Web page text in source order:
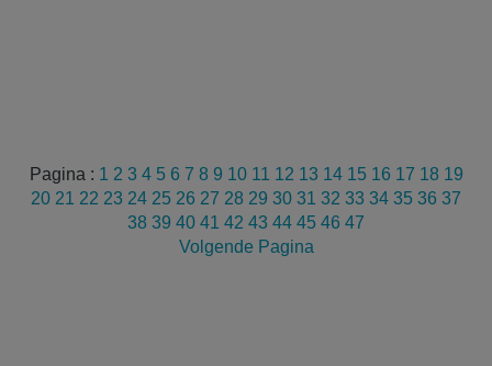
Pagina : 1 2 3 4 5 6 7 8 9 10 11 12 13 14 15 16 17 18 19
20 21 22 23 24 25 26 27 28 29 30 31 32 33 34 35 36 37
38 39 40 41 42 43 44 45 46 47
Volgende Pagina